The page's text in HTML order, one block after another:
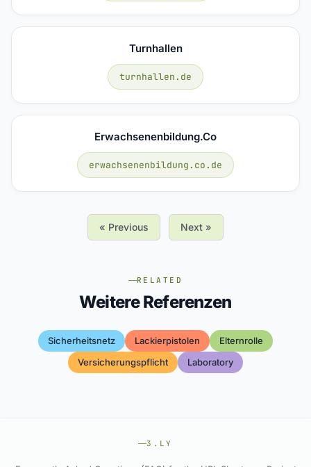
Turnhallen
turnhallen.de
Erwachsenenbildung.co
erwachsenenbildung.co.de
« Previous Next »
RELATED
Weitere Referenzen
Sicherheitsnetz Lackierpistolen
Elternrolle
Versicherungspflicht
Laboratory
3.LY